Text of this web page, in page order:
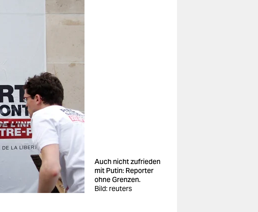
Auch nicht zufrieden
mit Putin: Reporter
ohne Grenzen.
Bild: reuters